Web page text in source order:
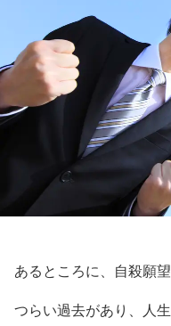
あるところに、自殺願
つらい過去があり、人